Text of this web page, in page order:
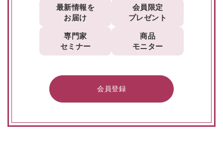
最新情報を
お届け
会員限定
プレゼント
専門家
セミナー
商品
モニター
会員登録